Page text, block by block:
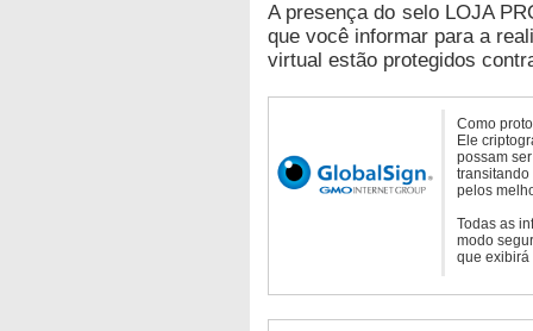
A presença do selo LOJA
que você informar para a
virtual estão protegidos
Como
Ele
possam
transitando
pelos
Todas as
modo
que exibirá